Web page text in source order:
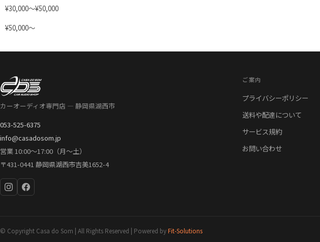
¥30,000〜¥50,000
¥50,000〜
カーオーディオ専門店 — 静岡県湖西市
053-525-6375
info@casadosom.jp
営業 10:00〜17:00（月〜土）
〒431-0441 静岡県湖西市吉美1652-4
ご案内
プライバシーポリシー
送料や配達について
サービス規約
お問い合わせ
© Copyright Casa do Som | All Rights Reserved | Powered byFit-Solutions